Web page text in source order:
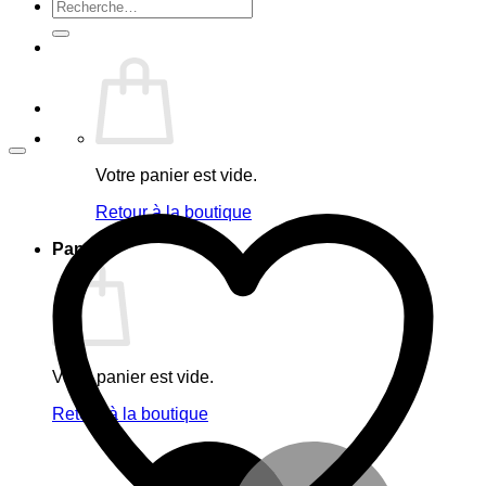
Recherche
pour :
Votre panier est vide.
Retour à la boutique
Panier
Votre panier est vide.
Retour à la boutique